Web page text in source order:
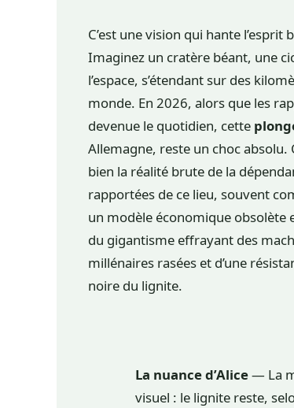
C’est une vision qui hante
Imaginez un cratère béant, une
l’espace, s’étendant sur des
monde. En 2026, alors que les
devenue le quotidien, cette
Allemagne, reste un choc absolu.
bien la réalité brute de la
rapportées de ce lieu, souvent
un modèle économique obsolète
du gigantisme effrayant des
millénaires rasées et d’une
noire du lignite.
La nuance d’Alice— La
visuel : le lignite reste,